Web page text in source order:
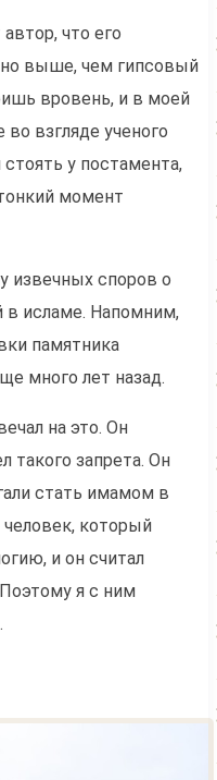
что его
выше, чем гипсовый
вровень, и в моей
во взгляде ученого
у постамента,
момент
извечных споров о
в исламе. Напомним,
памятника
много лет назад.
на это. Он
такого запрета. Он
стать имамом в
который
и он считал
я с ним